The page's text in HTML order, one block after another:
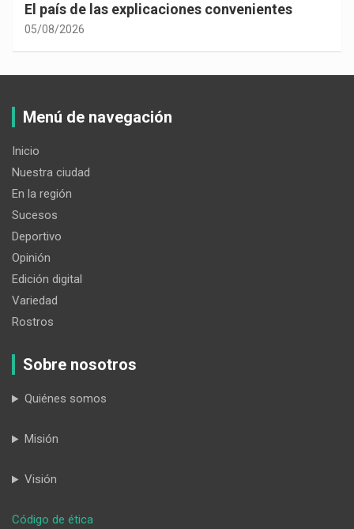
El país de las explicaciones convenientes
05/08/2026
Menú de navegación
Inicio
Nuestra ciudad
En la región
Sucesos
Deportivo
Opinión
Edición digital
Variedad
Rostros
Sobre nosotros
Quiénes somos
Misión
Visión
Código de ética